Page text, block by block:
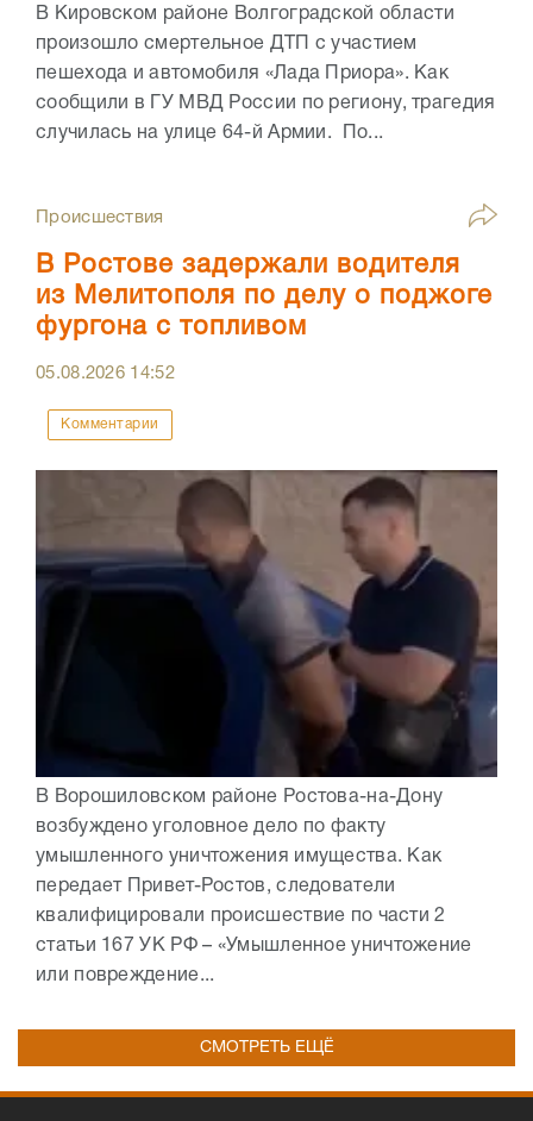
В Кировском районе Волгоградской области
произошло смертельное ДТП с участием
пешехода и автомобиля «Лада Приора». Как
сообщили в ГУ МВД России по региону, трагедия
случилась на улице 64-й Армии. По...
Происшествия
В Ростове задержали водителя
из Мелитополя по делу о поджоге
фургона с топливом
05.08.2026 14:52
Комментарии
В Ворошиловском районе Ростова-на-Дону
возбуждено уголовное дело по факту
умышленного уничтожения имущества. Как
передает Привет-Ростов, следователи
квалифицировали происшествие по части 2
статьи 167 УК РФ – «Умышленное уничтожение
или повреждение...
СМОТРЕТЬ ЕЩЁ